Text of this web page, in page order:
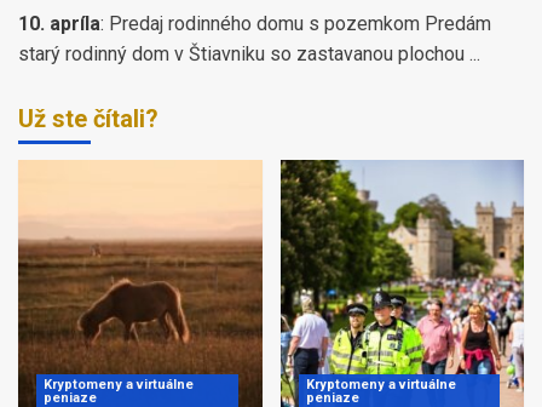
10. apríla: Predaj rodinného domu s pozemkom Predám
starý rodinný dom v Štiavniku so zastavanou plochou ...
Už ste čítali?
Kryptomeny a virtuálne
peniaze
Kryptomeny a virtuálne
peniaze